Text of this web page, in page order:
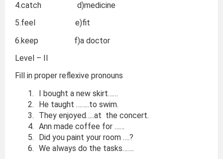
4.catch d)medicine
5.feel e)fit
6.keep f)a doctor
Level – II
Fill in proper reflexive pronouns
I bought a new skirt……
He taught ……..to swim.
They enjoyed…..at the concert.
Ann made coffee for ……
Did you paint your room ….?
We always do the tasks…….